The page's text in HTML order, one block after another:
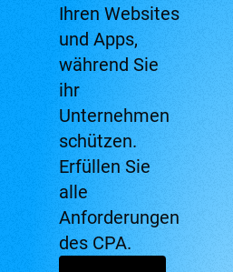
Ihren Websites
und Apps,
während Sie
ihr
Unternehmen
schützen.
Erfüllen Sie
alle
Anforderungen
des CPA.